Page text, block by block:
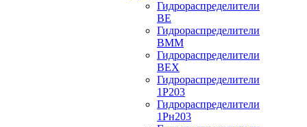
Гидрораспределители
ВЕ
Гидрораспределители
ВММ
Гидрораспределители
ВЕХ
Гидрораспределители
1Р203
Гидрораспределители
1Рн203